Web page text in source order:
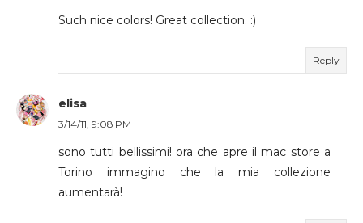
Such nice colors! Great collection. :)
Reply
elisa
3/14/11, 9:08 PM
sono tutti bellissimi! ora che apre il mac store a
Torino immagino che la mia collezione
aumentarà!